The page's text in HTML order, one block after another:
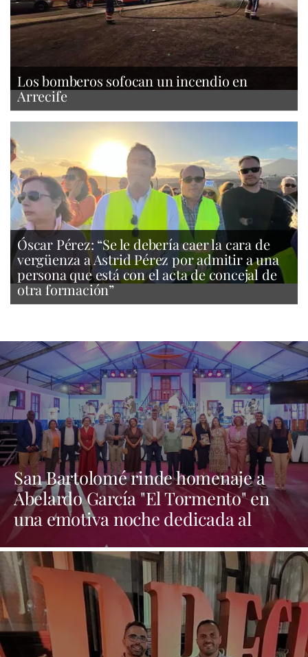
Los bomberos sofocan un incendio en
Arrecife
Óscar Pérez: “Se le debería caer la cara de
vergüenza a Astrid Pérez por admitir a una
persona que está con el acta de concejal de
otra formación”
San Bartolomé rinde homenaje a
Abelardo García "El Tormento" en
una emotiva noche dedicada al
folclore canario